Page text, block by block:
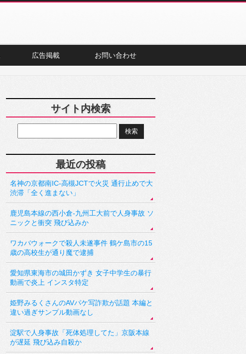
広告掲載 お問い合わせ
サイト内検索
最近の投稿
名神の京都南IC-高槻JCTで火災 通行止めで大
渋滞「全く進まない」
鹿児島本線の西小倉-九州工大前で人身事故 ソ
ニックと衝突 飛び込みか
ワカバウォークで殺人未遂事件 鶴ケ島市の15
歳の高校生が通り魔で逮捕
愛知県東海市の城田かずき 女子中学生の暴行
動画で炎上 インスタ特定
姫野みるくさんのAVパケ写詐欺が話題 本編と
違い過ぎサンプル動画なし
淀駅で人身事故「死体処理してた」京阪本線
が遅延 飛び込み自殺か